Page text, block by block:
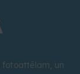
un